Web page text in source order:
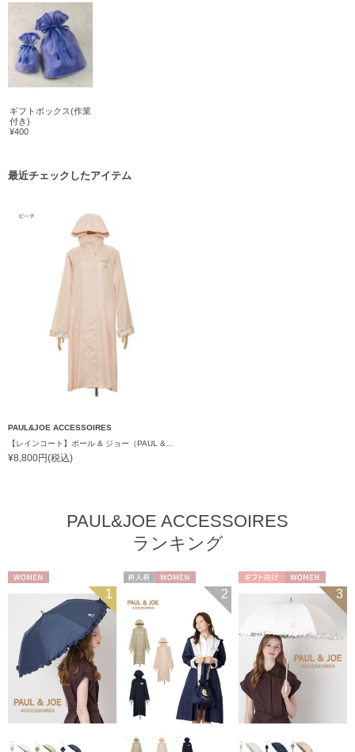
ギフトボックス(作業
付き)
¥400
最近チェックしたアイテム
PAUL&JOE ACCESSOIRES
¥8,800円(税込)
PAUL&JOE ACCESSOIRES
ランキング
1 2 WOMEN 3